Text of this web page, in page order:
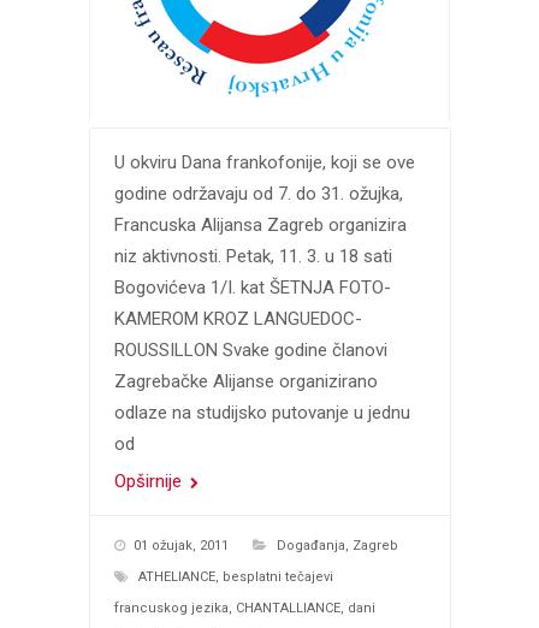
U okviru Dana frankofonije, koji se ove
godine održavaju od 7. do 31. ožujka,
Francuska Alijansa Zagreb organizira
niz aktivnosti. Petak, 11. 3. u 18 sati
Bogovićeva 1/I. kat ŠETNJA FOTO-
KAMEROM KROZ LANGUEDOC-
ROUSSILLON Svake godine članovi
Zagrebačke Alijanse organizirano
odlaze na studijsko putovanje u jednu
od
Opširnije
01 ožujak, 2011 Događanja, Zagreb
ATHELIANCE, besplatni tečajevi
francuskog jezika, CHANTALLIANCE, dani